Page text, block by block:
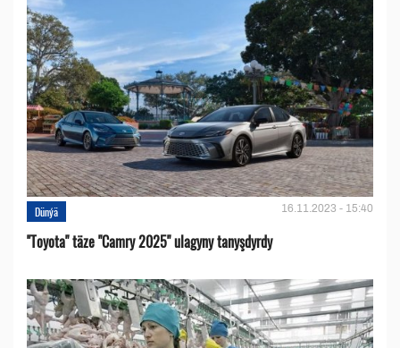
Dünýä 16.11.2023 - 15:40
''Toyota" täze "Camry 2025" ulagyny tanyşdyrdy